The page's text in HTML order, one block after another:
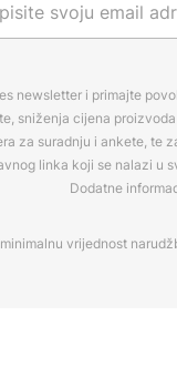
newsletter i primajte
sniženja cijena
za suradnju i ankete, te
linka koji se nalazi u
Dodatne
vrijednost